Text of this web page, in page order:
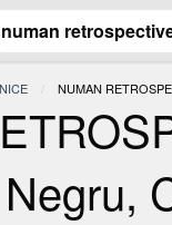
ACTUAL:
NUMAN